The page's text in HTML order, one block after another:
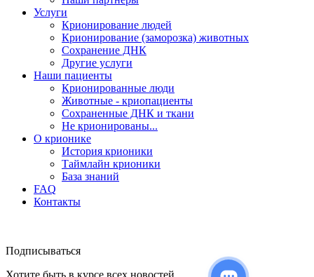
Услуги
Крионирование людей
Крионирование (заморозка) животных
Сохранение ДНК
Другие услуги
Наши пациенты
Крионированные люди
Животные - криопациенты
Сохраненные ДНК и ткани
Не крионированы...
О крионике
История крионики
Таймлайн крионики
База знаний
FAQ
Контакты
Подписываться
Хотите быть в курсе всех новостей